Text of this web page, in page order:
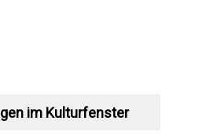
im Kulturfenster